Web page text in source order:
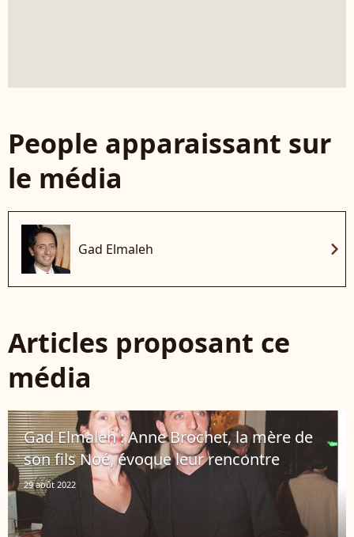
People apparaissant sur
le média
Gad Elmaleh chevron_right
Articles proposant ce
média
Gad Elmaleh : Anne Brochet, la mère de
son fils Noé, évoque leur rencontre
29 août 2022